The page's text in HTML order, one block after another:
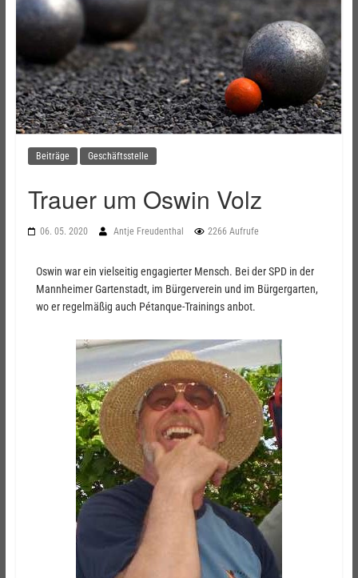
Beiträge Geschäftsstelle
Trauer um Oswin Volz
06. 05. 2020 Antje Freudenthal 2266 Aufrufe
Oswin war ein vielseitig engagierter Mensch. Bei der SPD in der
Mannheimer Gartenstadt, im Bürgerverein und im Bürgergarten,
wo er regelmäßig auch Pétanque-Trainings anbot.